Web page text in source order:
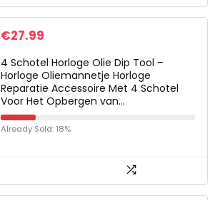
€27.99
4 Schotel Horloge Olie Dip Tool –
Horloge Oliemannetje Horloge
Reparatie Accessoire Met 4 Schotel
Voor Het Opbergen van…
Already Sold: 18%